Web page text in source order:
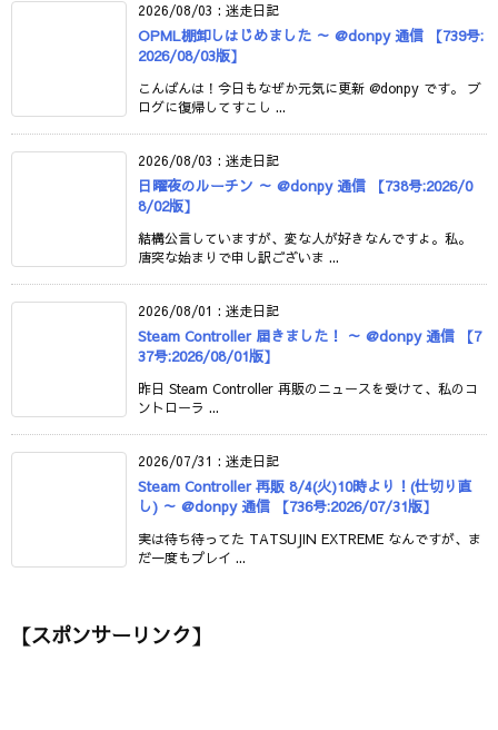
2026/08/03 : 迷走日記
OPML棚卸しはじめました ～ @donpy 通信 【739号:
2026/08/03版】
こんばんは！今日もなぜか元気に更新 @donpy です。 ブ
ログに復帰してすこし ...
2026/08/03 : 迷走日記
日曜夜のルーチン ～ @donpy 通信 【738号:2026/0
8/02版】
結構公言していますが、変な人が好きなんですよ。私。
唐突な始まりで申し訳ございま ...
2026/08/01 : 迷走日記
Steam Controller 届きました！ ～ @donpy 通信 【7
37号:2026/08/01版】
昨日 Steam Controller 再販のニュースを受けて、私のコ
ントローラ ...
2026/07/31 : 迷走日記
Steam Controller 再販 8/4(火)10時より！(仕切り直
し) ～ @donpy 通信 【736号:2026/07/31版】
実は待ち待ってた TATSUJIN EXTREME なんですが、ま
だ一度もプレイ ...
【スポンサーリンク】